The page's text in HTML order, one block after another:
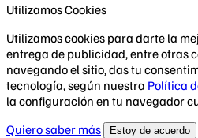
Utilizamos Cookies
Utilizamos cookies para darte la
entrega de publicidad, entre otras
navegando el sitio, das tu
tecnología, según nuestra Política
la configuración en tu navegador
Quiero saber más
Estoy de acuerdo